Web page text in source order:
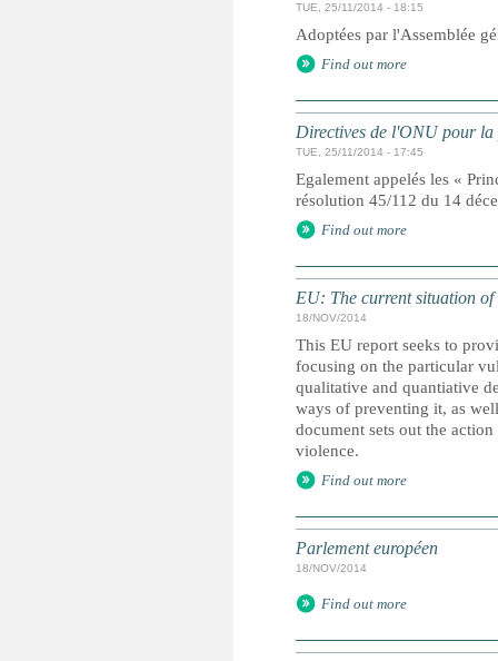
TUE, 25/11/2014 - 18:15
Adoptées par l'Assemblée
Find out more
Directives de l'ONU pour la
TUE, 25/11/2014 - 17:45
Egalement appelés les «
résolution 45/112 du 14
Find out more
EU: The current situation
18/NOV/2014
This EU report seeks to
focusing on the particular
qualitative and quantiative
ways of preventing it, as
document sets out the
violence.
Find out more
Parlement européen
18/NOV/2014
Find out more